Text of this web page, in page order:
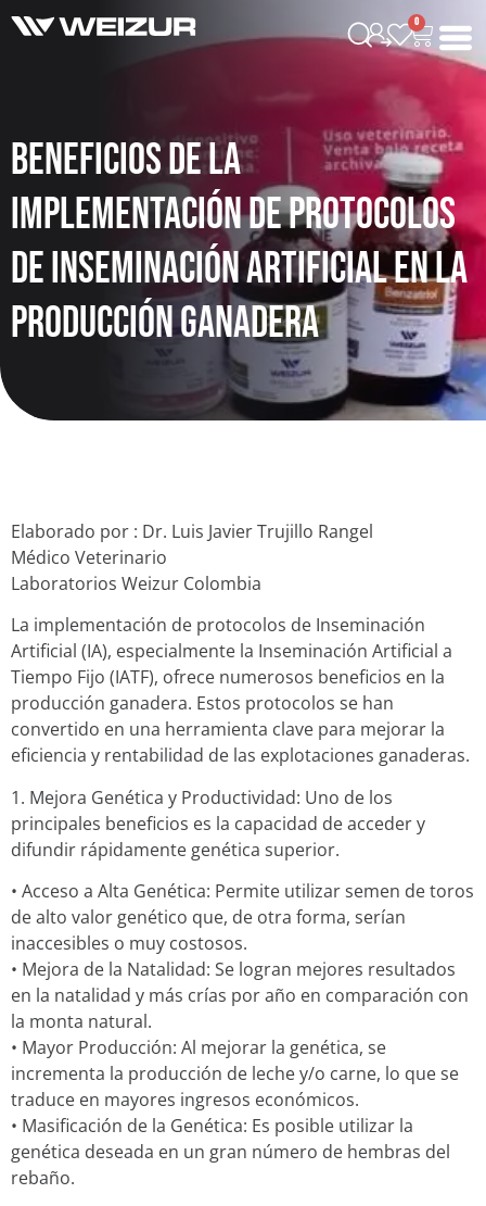
0
Beneficios de la
Implementación de Protocolos
de Inseminación Artificial en la
Producción Ganadera
Elaborado por : Dr. Luis Javier Trujillo Rangel
Médico Veterinario
Laboratorios Weizur Colombia
La implementación de protocolos de Inseminación
Artificial (IA), especialmente la Inseminación Artificial a
Tiempo Fijo (IATF), ofrece numerosos beneficios en la
producción ganadera. Estos protocolos se han
convertido en una herramienta clave para mejorar la
eficiencia y rentabilidad de las explotaciones ganaderas.
1. Mejora Genética y Productividad: Uno de los
principales beneficios es la capacidad de acceder y
difundir rápidamente genética superior.
• Acceso a Alta Genética: Permite utilizar semen de toros
de alto valor genético que, de otra forma, serían
inaccesibles o muy costosos.
• Mejora de la Natalidad: Se logran mejores resultados
en la natalidad y más crías por año en comparación con
la monta natural.
• Mayor Producción: Al mejorar la genética, se
incrementa la producción de leche y/o carne, lo que se
traduce en mayores ingresos económicos.
• Masificación de la Genética: Es posible utilizar la
genética deseada en un gran número de hembras del
rebaño.